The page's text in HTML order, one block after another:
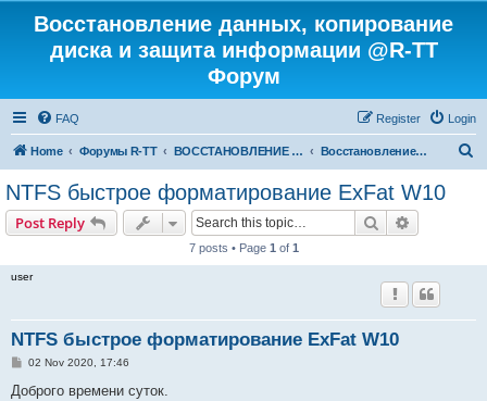
Восстановление данных, копирование
диска и защита информации @R-TT
Форум
FAQ Login
Register
Home Форумы R-TT ВОССТАНОВЛЕНИЕ ДАННЫХ И УДАЛЕННЫХ ФАЙЛОВ Восстановление данных
NTFS быстрое форматирование ExFat W10
Post Reply Search
7 posts • Page 1 of 1
user
NTFS быстрое форматирование ExFat W10
P
s
02 Nov 2020, 17:46
Доброго времени суток.